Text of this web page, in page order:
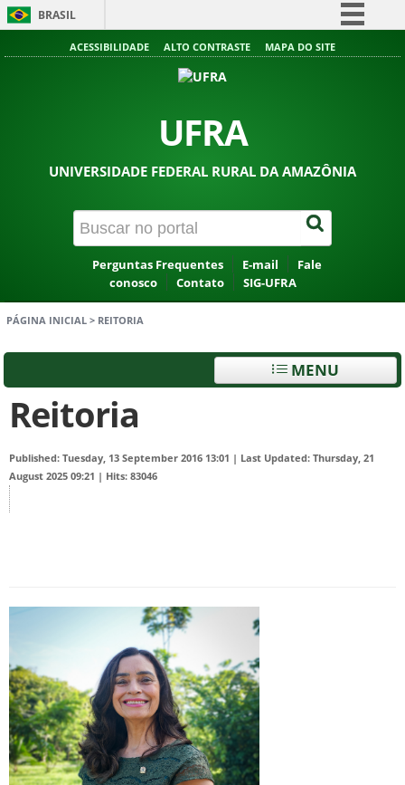
BRASIL
Simplifique!
Acesso à informação
ACESSIBILIDADE ALTO CONTRASTE MAPA DO SITE
UFRA
UNIVERSIDADE FEDERAL RURAL DA AMAZÔNIA
Perguntas Frequentes E-mail
Fale
conosco
Contato SIG-UFRA
PÁGINA INICIAL > REITORIA
MENU
Reitoria
Published: Tuesday, 13 September 2016 13:01 | Last Updated: Thursday, 21
August 2025 09:21 | Hits: 83046